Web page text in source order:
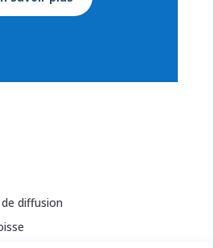
diffusion